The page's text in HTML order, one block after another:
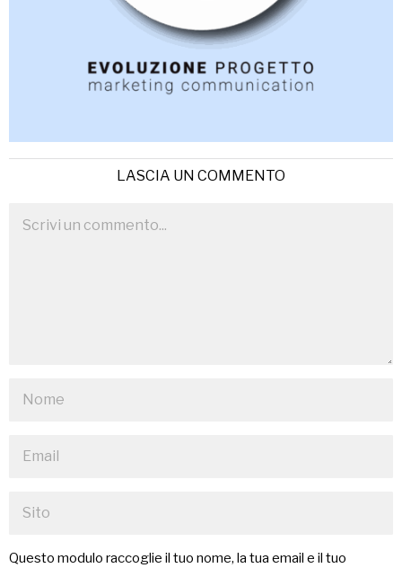
LASCIA UN COMMENTO
Questo modulo raccoglie il tuo nome, la tua email e il tuo